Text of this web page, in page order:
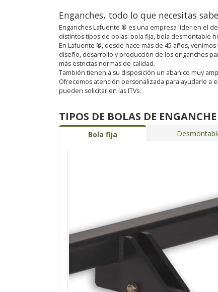
Enganches, todo lo que necesitas
Enganches Lafuente ® es una empresa líder en el
distintos tipos de bolas: bola fija, bola desmontable
En Lafuente ®, desde hace más de 45 años,
diseño, desarrollo y producción de los enganches
más estrictas normas de calidad.
También tienen a su disposición un abanico muy
Ofrecemos atención personalizada para ayudarle a
pueden solicitar en las ITVs.
TIPOS DE BOLAS DE ENGANCHE
Bola fija